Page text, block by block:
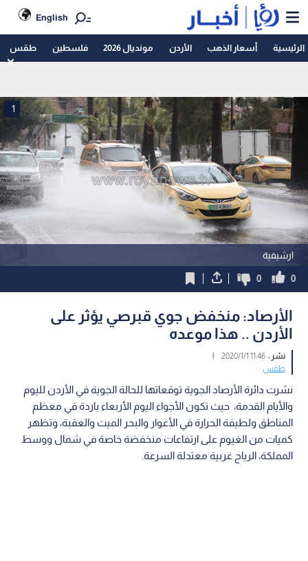
English
الرئيسية أسعار الذهب الأردن مونديال 2026 فلسطين طقس
ارشيفية
1
0
0
الأرصاد: منخفض جوي قبرصي يؤثر على
الأردن .. هذا موعده
نشر :11:46 2020/1/1
|
طقس
نشرت دائرة الأرصاد الجوية توقعاتها للحالة الجوية في الأردن لليوم
والأيام القدمة، حيث تكون الأجواء اليوم الأربعاء باردة في معظم
المناطق ولطيفة الحرارة في الأغوار والبحر الميت والعقبة، وتظهر
كميات من الغيوم على ارتفاعات منخفضة خاصة في شمال ووسط
المملكة، الرياح غربية معتدلة السرعة.